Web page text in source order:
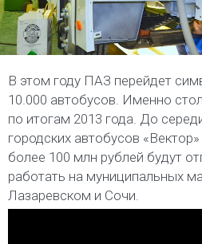
В этом году ПАЗ перейдет
10.000 автобусов. Именно
по итогам 2013 года. До
городских автобусов
более 100 млн рублей будут
работать на муниципальных
Лазаревском и Сочи.